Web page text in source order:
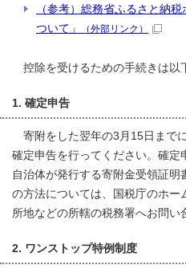
（参考）総務省ふるさと納
ついて」
（外部リンク）
控除を受けるための手続きは以
1. 確定申告
寄附をした翌年の3月15日まで
確定申告を行ってください。確定
自治体が発行する寄附金受領証
の方法については、国税庁のホー
所地などの所轄の税務署へお問い
2. ワンストップ特例制度